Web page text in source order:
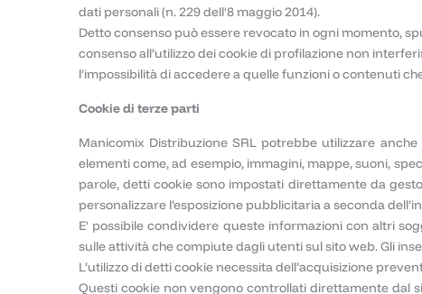
dati personali (n. 229 dell'8 maggio 2014).
Detto consenso può essere revocato in ogni momento,
consenso all’utilizzo dei cookie di profilazione non
l’impossibilità di accedere a quelle funzioni o contenuti
Cookie di terze parti
Manicomix Distribuzione SRL potrebbe utilizzare
elementi come, ad esempio, immagini, mappe, suoni,
parole, detti cookie sono impostati direttamente da
personalizzare l’esposizione pubblicitaria a seconda
E' possibile condividere queste informazioni con altri
sulle attività che compiute dagli utenti sul sito web. Gli
L’utilizzo di detti cookie necessita dell’acquisizione
Questi cookie non vengono controllati direttamente dal